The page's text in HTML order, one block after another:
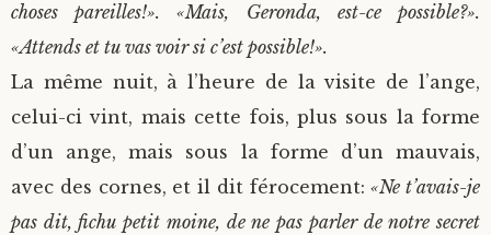
choses pareilles!». «Mais, Geronda, est-ce possible?».
«Attends et tu vas voir si c’est possible!».
La même nuit, à l’heure de la visite de l’ange,
celui-ci vint, mais cette fois, plus sous la forme
d’un ange, mais sous la forme d’un mauvais,
avec des cornes, et il dit férocement:«Ne t’avais-je
pas dit, fichu petit moine, de ne pas parler de notre secret